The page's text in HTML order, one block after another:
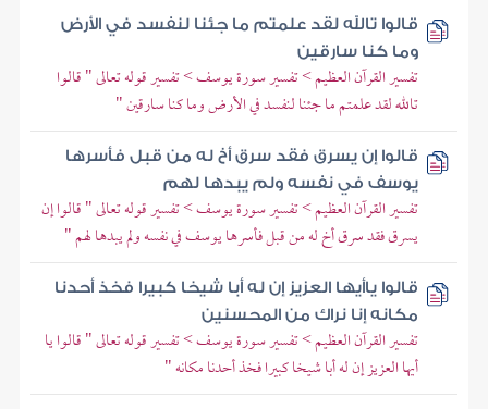
قالوا تالله لقد علمتم ما جئنا لنفسد في الأرض
وما كنا سارقين
تفسير القرآن العظيم > تفسير سورة يوسف > تفسير قوله تعالى " قالوا
تالله لقد علمتم ما جئنا لنفسد في الأرض وما كنا سارقين "
قالوا إن يسرق فقد سرق أخ له من قبل فأسرها
يوسف في نفسه ولم يبدها لهم
تفسير القرآن العظيم > تفسير سورة يوسف > تفسير قوله تعالى " قالوا إن
يسرق فقد سرق أخ له من قبل فأسرها يوسف في نفسه ولم يبدها لهم "
قالوا ياأيها العزيز إن له أبا شيخا كبيرا فخذ أحدنا
مكانه إنا نراك من المحسنين
تفسير القرآن العظيم > تفسير سورة يوسف > تفسير قوله تعالى " قالوا يا
أيها العزيز إن له أبا شيخا كبيرا فخذ أحدنا مكانه "